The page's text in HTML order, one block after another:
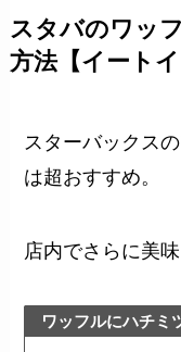
スタバのワッ
方法【イートイ
スターバックス
は超おすすめ。
店内でさらに美
ワッフルにハチミ